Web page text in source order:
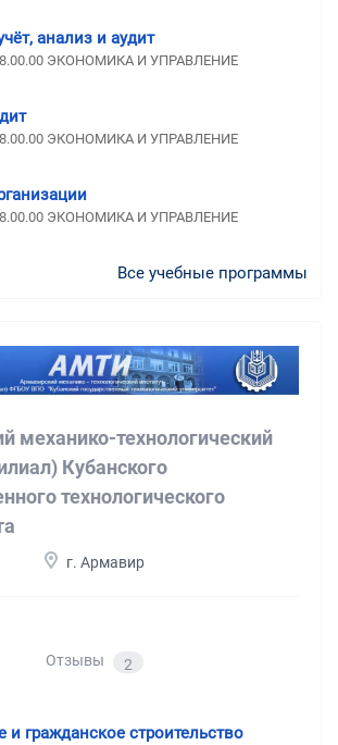
анализ и аудит
ЭКОНОМИКА И УПРАВЛЕНИЕ
ЭКОНОМИКА И УПРАВЛЕНИЕ
ЭКОНОМИКА И УПРАВЛЕНИЕ
Все учебные программы
механико-технологический
Кубанского
технологического
г. Армавир
Отзывы 2
гражданское строительство